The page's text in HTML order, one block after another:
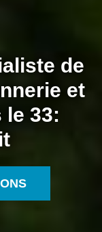
de
et
le 33: